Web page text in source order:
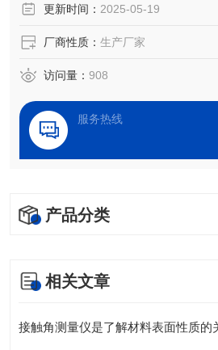
更新时间： 2025-05-19
厂商性质： 生产厂家
访问量： 908
服务热线
产品分类
相关文章
接触角测量仪是了解材料表面性质的